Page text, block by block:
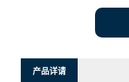
产品详请